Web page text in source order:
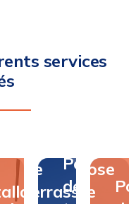
services
Pose
de
de
terrasse
Pose
de